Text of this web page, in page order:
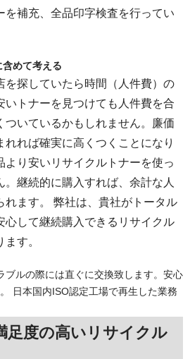
を補充、全品印字検査を行ってい
めて考える
を探していたら時間（人件費）の
いトナーを見つけても人件費を合
ついているかもしれません。廉価
れば確実に高くつくことになり
より安いリサイクルトナーを使っ
。継続的に購入すれば、余計な人
れます。 弊社は、貴社がトータル
心して継続購入できるリサイクル
す。
ブルの際には直ぐに交換致します。安心
日本国内ISO認定工場で再生した業務
足度の高いリサイクル